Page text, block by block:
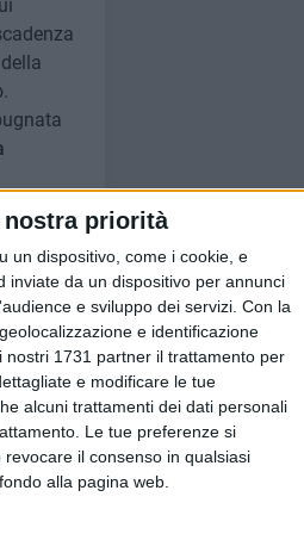
nostra priorità
un dispositivo, come i cookie, e
inviate da un dispositivo per annunci
e sviluppo dei servizi. Con la
e identificazione
1731 partner il trattamento per
e modificare le tue
alcuni trattamenti dei dati personali
Le tue preferenze si
il consenso in qualsiasi
alla pagina web.
«L'11
il
il
dal
ritiro del
missiva
sono
ferma